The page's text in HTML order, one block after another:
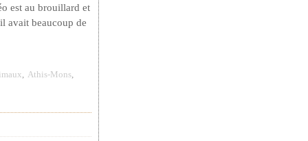
est au brouillard et
avait beaucoup de
, Athis-Mons,